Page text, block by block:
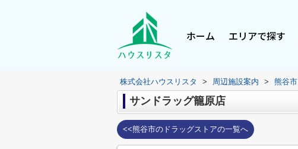
ホーム エリアで探す
株式会社ハウスリスタ > 周辺施設案内 > 熊谷市
サンドラッグ籠原店
<<熊谷市のドラッグストアの一覧へ